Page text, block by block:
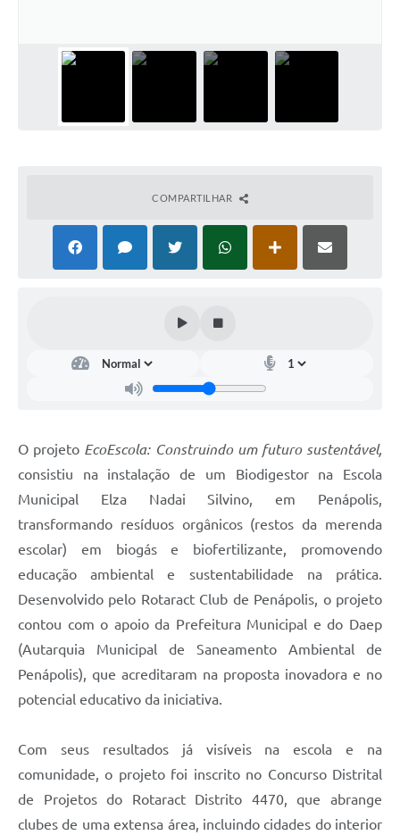
Secretarias
Editais
Diário Oficial
COMPARTILHAR
O projeto EcoEscola: Construindo um futuro sustentável,
consistiu na instalação de um Biodigestor na Escola
Municipal Elza Nadai Silvino, em Penápolis,
transformando resíduos orgânicos (restos da merenda
escolar) em biogás e biofertilizante, promovendo
educação ambiental e sustentabilidade na prática.
Desenvolvido pelo Rotaract Club de Penápolis, o projeto
contou com o apoio da Prefeitura Municipal e do Daep
(Autarquia Municipal de Saneamento Ambiental de
Penápolis), que acreditaram na proposta inovadora e no
potencial educativo da iniciativa.
Com seus resultados já visíveis na escola e na
comunidade, o projeto foi inscrito no Concurso Distrital
de Projetos do Rotaract Distrito 4470, que abrange
clubes de uma extensa área, incluindo cidades do interior